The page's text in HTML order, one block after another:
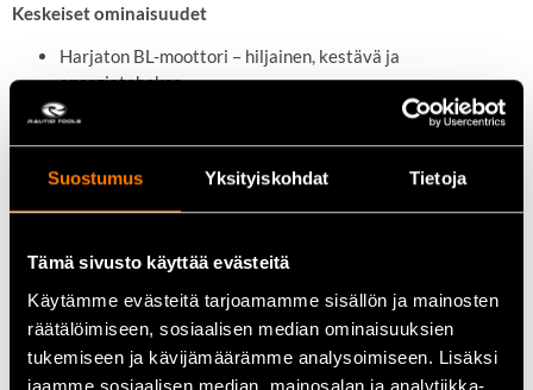
Suostumus Yksityiskohdat Tietoja
Tämä sivusto käyttää evästeitä
Käytämme evästeitä tarjoamamme sisällön ja mainosten
räätälöimiseen, sosiaalisen median ominaisuuksien
tukemiseen ja kävijämäärämme analysoimiseen. Lisäksi
jaamme sosiaalisen median, mainosalan ja analytiikka-
Keskeiset ominaisuudet
Harjaton BL-moottori – hiljainen, kestävä ja
energiatehokas
Nelivaiheinen säätö (20–125 W) muistitoiminnolla
Tehokas imuteho 1,2 m³/min, 180 mbar
0,73 l kapselikoko ja HEPA-suodatin
LED-työvalo ja ergonominen kahva
Tekniset tiedot
Jännite:18 V LXT Li‑Ion